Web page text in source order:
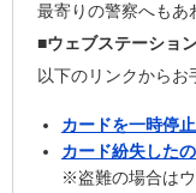
最寄りの警察へもあ
■ウェブステーショ
以下のリンクからお
カードを一時停
カード紛失した
※盗難の場合は